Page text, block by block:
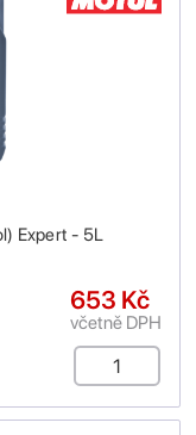
Expert - 5L
653 Kč
včetně DPH